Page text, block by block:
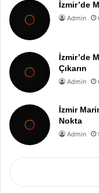
İzmir’de
Admin
İzmir’de
Çıkarın
Admin
İzmir
Nokta
Admin